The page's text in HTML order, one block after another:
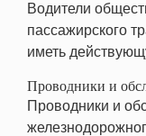
Водители
пассажирского
иметь
Проводники и
Проводники и